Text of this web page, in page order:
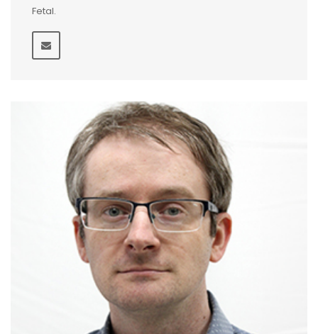
Fetal.